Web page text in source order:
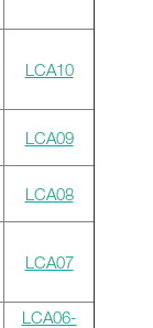
LCA10
LCA09
LCA08
LCA07
LCA06-